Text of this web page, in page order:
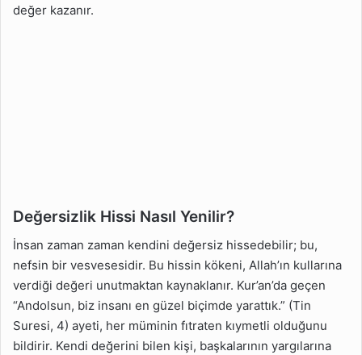
değer kazanır.
Değersizlik Hissi Nasıl Yenilir?
İnsan zaman zaman kendini değersiz hissedebilir; bu,
nefsin bir vesvesesidir. Bu hissin kökeni, Allah’ın kullarına
verdiği değeri unutmaktan kaynaklanır. Kur’an’da geçen
“Andolsun, biz insanı en güzel biçimde yarattık.” (Tin
Suresi, 4) ayeti, her müminin fıtraten kıymetli olduğunu
bildirir. Kendi değerini bilen kişi, başkalarının yargılarına